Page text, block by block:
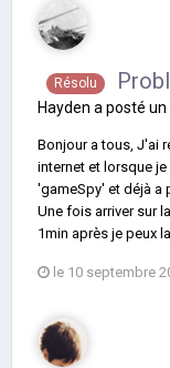
Résolu
Hayden a posté
Bonjour a tous, J'ai
internet et lorsque
'gameSpy' et déjà a
Une fois arriver sur
1min après je peux
le 10 septembre